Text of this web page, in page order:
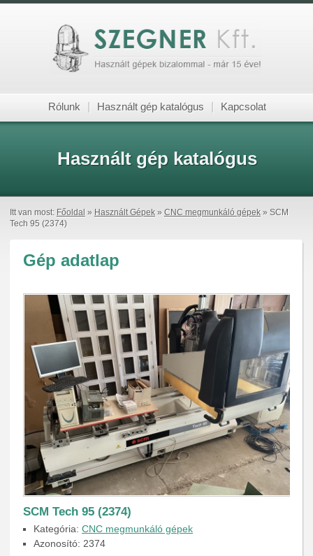
Rólunk Használt gép katalógus Kapcsolat
Használt gép katalógus
Itt van most: Főoldal » Használt Gépek » CNC megmunkáló gépek » SCM
Tech 95 (2374)
Gép adatlap
SCM Tech 95 (2374)
Kategória: CNC megmunkáló gépek
Azonosító: 2374